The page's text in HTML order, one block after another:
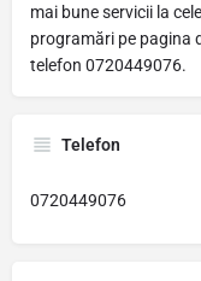
mai bune servicii la
programări pe pagina
telefon 0720449076.
Telefon
0720449076